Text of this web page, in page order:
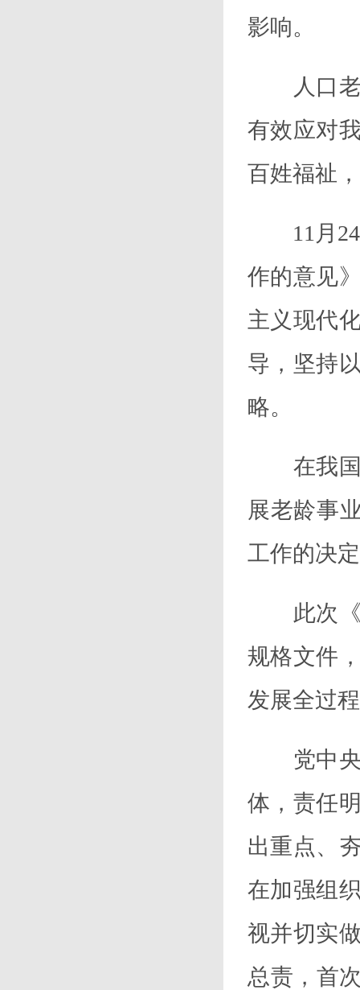
影响。
人口老
有效应对
百姓福祉
11月
作的意见
主义现代
导，坚持
略。
在我国
展老龄事
工作的决
此次《
规格文件
发展全过
党中央
体，责任
出重点、
在加强组
视并切实
总责，首